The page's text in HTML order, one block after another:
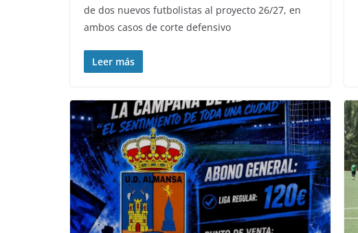
de dos nuevos futbolistas al proyecto 26/27, en
ambos casos de corte defensivo
Leer más